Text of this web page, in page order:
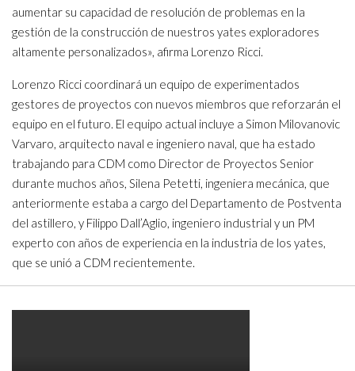
aumentar su capacidad de resolución de problemas en la
gestión de la construcción de nuestros yates exploradores
altamente personalizados», afirma Lorenzo Ricci.
Lorenzo Ricci coordinará un equipo de experimentados
gestores de proyectos con nuevos miembros que reforzarán el
equipo en el futuro. El equipo actual incluye a Simon Milovanovic
Varvaro, arquitecto naval e ingeniero naval, que ha estado
trabajando para CDM como Director de Proyectos Senior
durante muchos años, Silena Petetti, ingeniera mecánica, que
anteriormente estaba a cargo del Departamento de Postventa
del astillero, y Filippo Dall’Aglio, ingeniero industrial y un PM
experto con años de experiencia en la industria de los yates,
que se unió a CDM recientemente.